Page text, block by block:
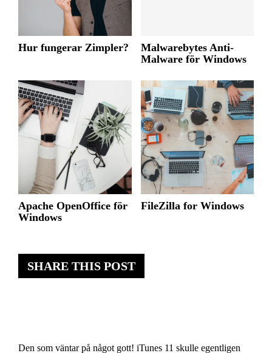
SHARE THIS POST
Den som väntar på något gott! iTunes 11 skulle egentligen
Hur fungerar Zimpler?
Malwarebytes Anti-
Malware för Windows
Apache OpenOffice för
Windows
FileZilla for Windows